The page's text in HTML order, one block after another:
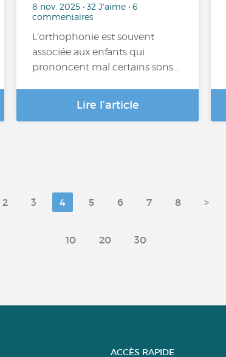
8 nov. 2025 • 32 J'aime • 6
commentaires
L’orthophonie est souvent
associée aux enfants qui
prononcent mal certains sons…
Lire l'article
2 3 4 5 6 7 8 >
10 20 30
ACCÈS RAPIDE